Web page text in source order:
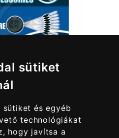
sütiket
sütiket és egyéb
technológiákat
hogy javítsa a